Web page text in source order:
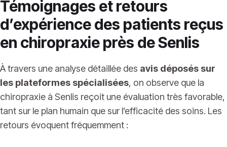
Témoignages et retours
d’expérience des patients reçus
en chiropraxie près de Senlis
À travers une analyse détaillée des avis déposés sur
les plateformes spécialisées, on observe que la
chiropraxie à Senlis reçoit une évaluation très favorable,
tant sur le plan humain que sur l’efficacité des soins. Les
retours évoquent fréquemment :